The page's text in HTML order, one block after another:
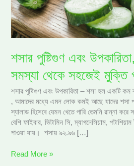
শসার পুষ্টিগুণ এবং
সমস্যা থেকে সহজেই মুক্তি
শসার পুষ্টিগুণ এবং উপকারিতা – শসা হল একটি কম
, আমাদের মধ্যে এমন লোক কমই আছে যাদের শসা
স্যালাড হিসেবে যেমন খেতে পারি তেমনি রান্না করে
বেশি ফাইবার, ভিটামিন সি, ম্যাগনেসিয়াম,
পাওয়া যায়। শসায় ৯২.৯৬ […]
থেকে
সহজেই
মুক্তি
Read More »